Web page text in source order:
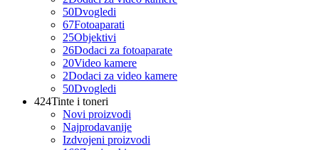
50Dvogledi
67Fotoaparati
25Objektivi
26Dodaci za fotoaparate
20Video kamere
2Dodaci za video kamere
50Dvogledi
424Tinte i toneri
Novi proizvodi
Najprodavanije
Izdvojeni proizvodi